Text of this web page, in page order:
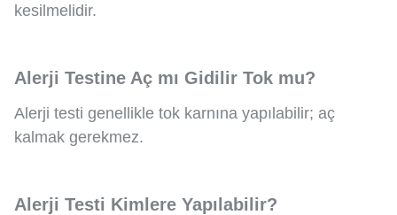
kesilmelidir.
Alerji Testine Aç mı Gidilir Tok mu?
Alerji testi genellikle tok karnına yapılabilir; aç
kalmak gerekmez.
Alerji Testi Kimlere Yapılabilir?